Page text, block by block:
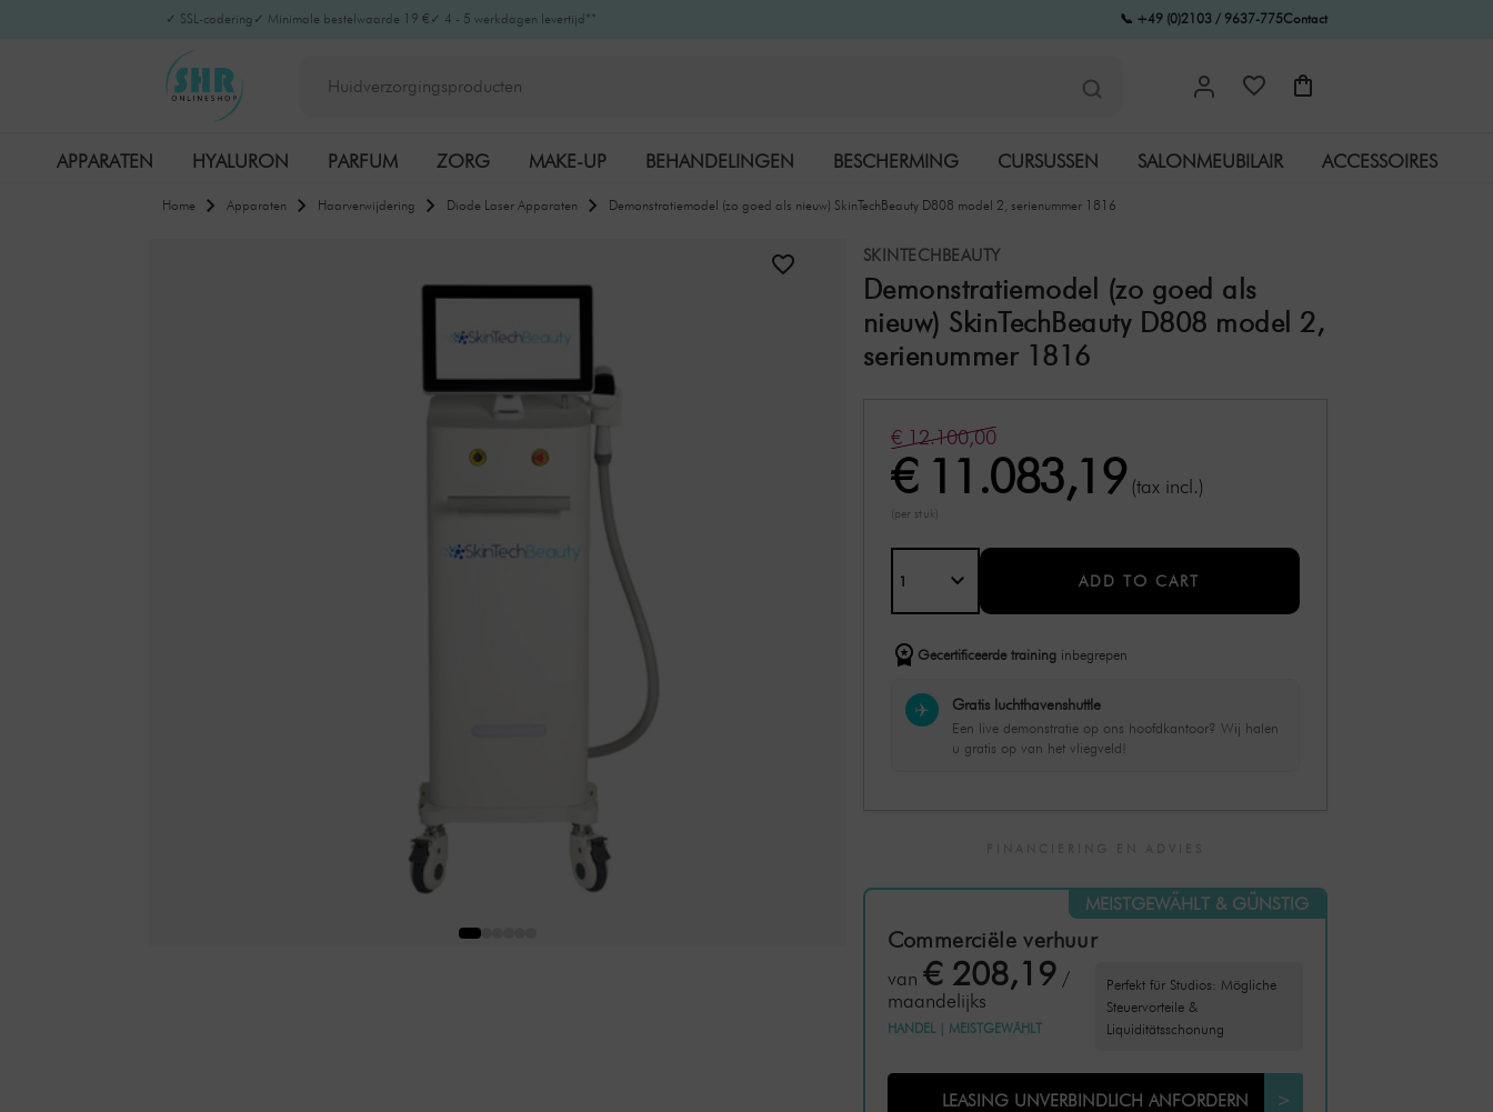
✓ SSL-codering ✓ Minimale bestelwaarde 19 € ✓ 4 - 5 werkdagen levertijd** 📞 +49 (0)2103 / 9637-775Contact
APPARATEN HYALURON PARFUM ZORG MAKE-UP BEHANDELINGEN BESCHERMING CURSUSSEN SALONMEUBILAIR ACCESSOIRES
K-BEAUTY MERKEN
Home Apparaten Haarverwijdering Diode Laser Apparaten Demonstratiemodel (zo goed als nieuw) SkinTechBeauty D808 model 2, serienummer 1816
SKINTECHBEAUTY
Demonstratiemodel (zo goed als
nieuw) SkinTechBeauty D808 model 2,
serienummer 1816
€ 12.100,00
€ 11.083,19 (tax incl.)
(per stuk)
ADD TO CART
Gecertificeerde training inbegrepen
✈️
Gratis luchthavenshuttle
Een live demonstratie op ons hoofdkantoor? Wij halen
u gratis op van het vliegveld!
MEISTGEWÄHLT & GÜNSTIG
Commerciële verhuur
Perfekt für Studios: Mögliche
Steuervorteile &
Liquiditätsschonung
van € 208,19/
maandelijks
HANDEL MEISTGEWÄHLT
LEASING UNVERBINDLICH ANFORDERN >